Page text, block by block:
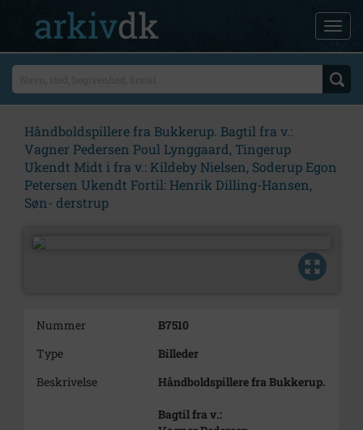
Håndboldspillere fra Bukkerup. Bagtil fra v.:
Vagner Pedersen Poul Lynggaard, Tingerup
Ukendt Midt i fra v.: Kildeby Nielsen, Soderup Egon
Petersen Ukendt Fortil: Henrik Dilling-Hansen,
Søn- derstrup
Nummer
B7510
Type
Billeder
Beskrivelse
Håndboldspillere fra Bukkerup.
Bagtil fra v.: